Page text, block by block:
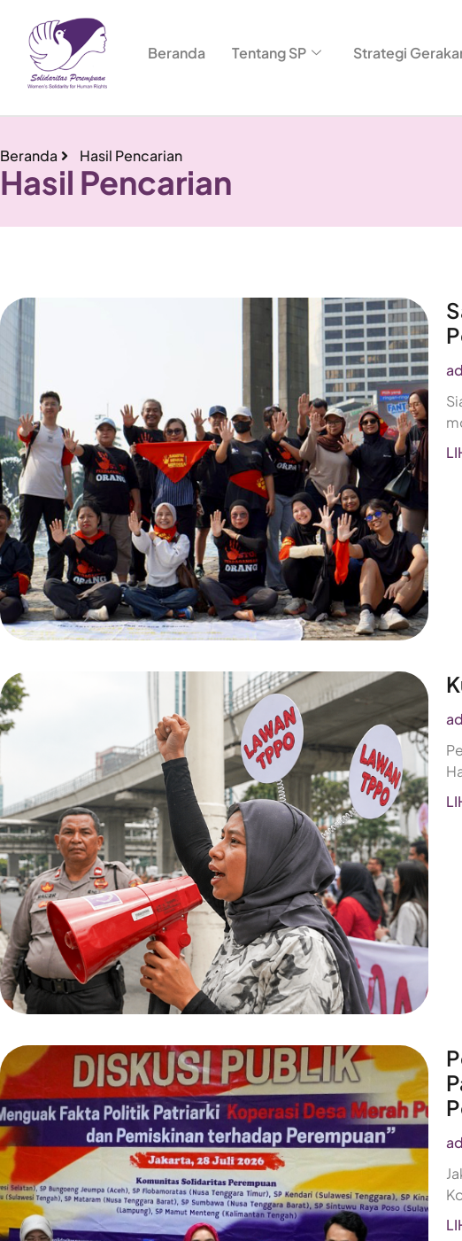
Beranda Tentang SP Strategi
Beranda Hasil Pencarian
Hasil Pencarian